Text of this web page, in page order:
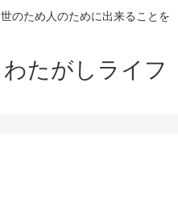
世のため人のために出来ることを
わたがしライフ